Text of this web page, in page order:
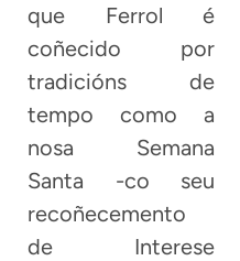
que Ferrol é
coñecido por
tradicións de
tempo como a
nosa Semana
Santa -co seu
recoñecemento
de Interese